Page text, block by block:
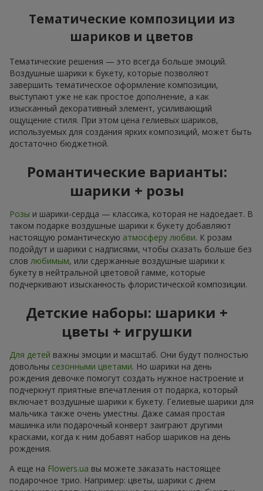
Тематические композиции из
шариков и цветов
Тематические решения — это всегда больше эмоций.
Воздушные шарики к букету, которые позволяют
завершить тематическое оформление композиции,
выступают уже не как простое дополнение, а как
изысканный декоративный элемент, усиливающий
ощущение стиля. При этом цена гелиевых шариков,
используемых для создания ярких композиций, может быть
достаточно бюджетной.
Романтические варианты:
шарики + розы
Розы и шарики-сердца — классика, которая не надоедает. В
таком подарке воздушные шарики к букету добавляют
настоящую романтическую атмосферу любви. К розам
подойдут и шарики с надписями, чтобы сказать больше без
слов любимым, или сдержанные воздушные шарики к
букету в нейтральной цветовой гамме, которые
подчеркивают изысканность флористической композиции.
Детские наборы: шарики +
цветы + игрушки
Для детей важны эмоции и масштаб. Они будут полностью
довольны сезонными цветами. Но шарики на день
рождения девочке помогут создать нужное настроение и
подчеркнут приятные впечатления от подарка, который
включает воздушные шарики к букету. Гелиевые шарики для
мальчика также очень уместны. Даже самая простая
машинка или подарочный конверт заиграют другими
красками, когда к ним добавят набор шариков на день
рождения.
А еще на Flowers.ua вы можете заказать настоящее
подарочное трио. Например: цветы, шарики с днем